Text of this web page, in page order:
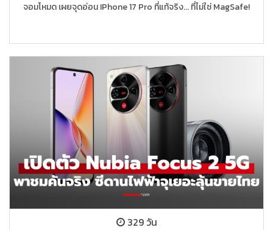
จอมโหมด เผยจุดอ่อน IPhone 17 Pro ที่แท้จริง... ที่ไม่ใช่ MagSafe!
329 วัน